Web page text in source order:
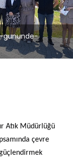
gununde-
Atık Müdürlüğü
çevre
güçlendirmek